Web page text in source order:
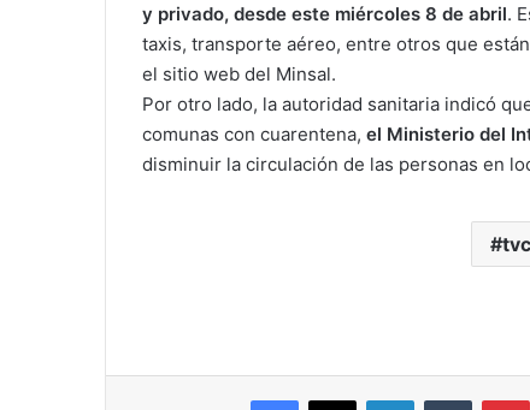
y privado, desde este miércoles 8 de abril.
taxis, transporte aéreo, entre otros que
el sitio web del Minsal.
Por otro lado, la autoridad sanitaria indicó
comunas con cuarentena, el Ministerio del
disminuir la circulación de las personas en
Facebook
X LinkedInTumblr